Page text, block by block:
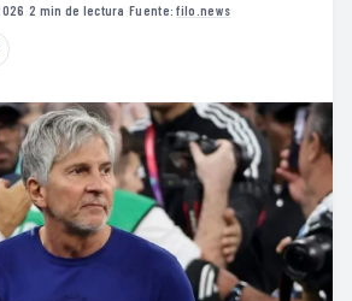
·2 min de lectura ·Fuente:filo.news